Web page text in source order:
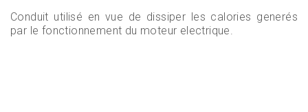
Conduit utilisé en vue de dissiper les calories generés
par le fonctionnement du moteur electrique.